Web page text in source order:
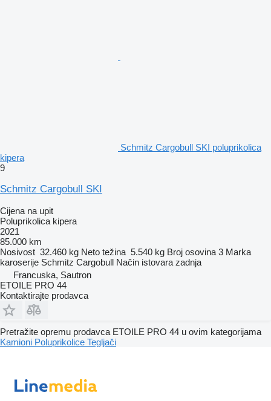
Schmitz Cargobull SKI poluprikolica
kipera
9
Schmitz Cargobull SKI
Cijena na upit
Poluprikolica kipera
2021
85.000 km
Nosivost 32.460 kg Neto težina 5.540 kg Broj osovina 3 Marka
karoserije Schmitz Cargobull Način istovara zadnja
Francuska, Sautron
ETOILE PRO 44
Kontaktirajte prodavca
Pretražite opremu prodavca ETOILE PRO 44 u ovim kategorijama
Kamioni Poluprikolice Tegljači